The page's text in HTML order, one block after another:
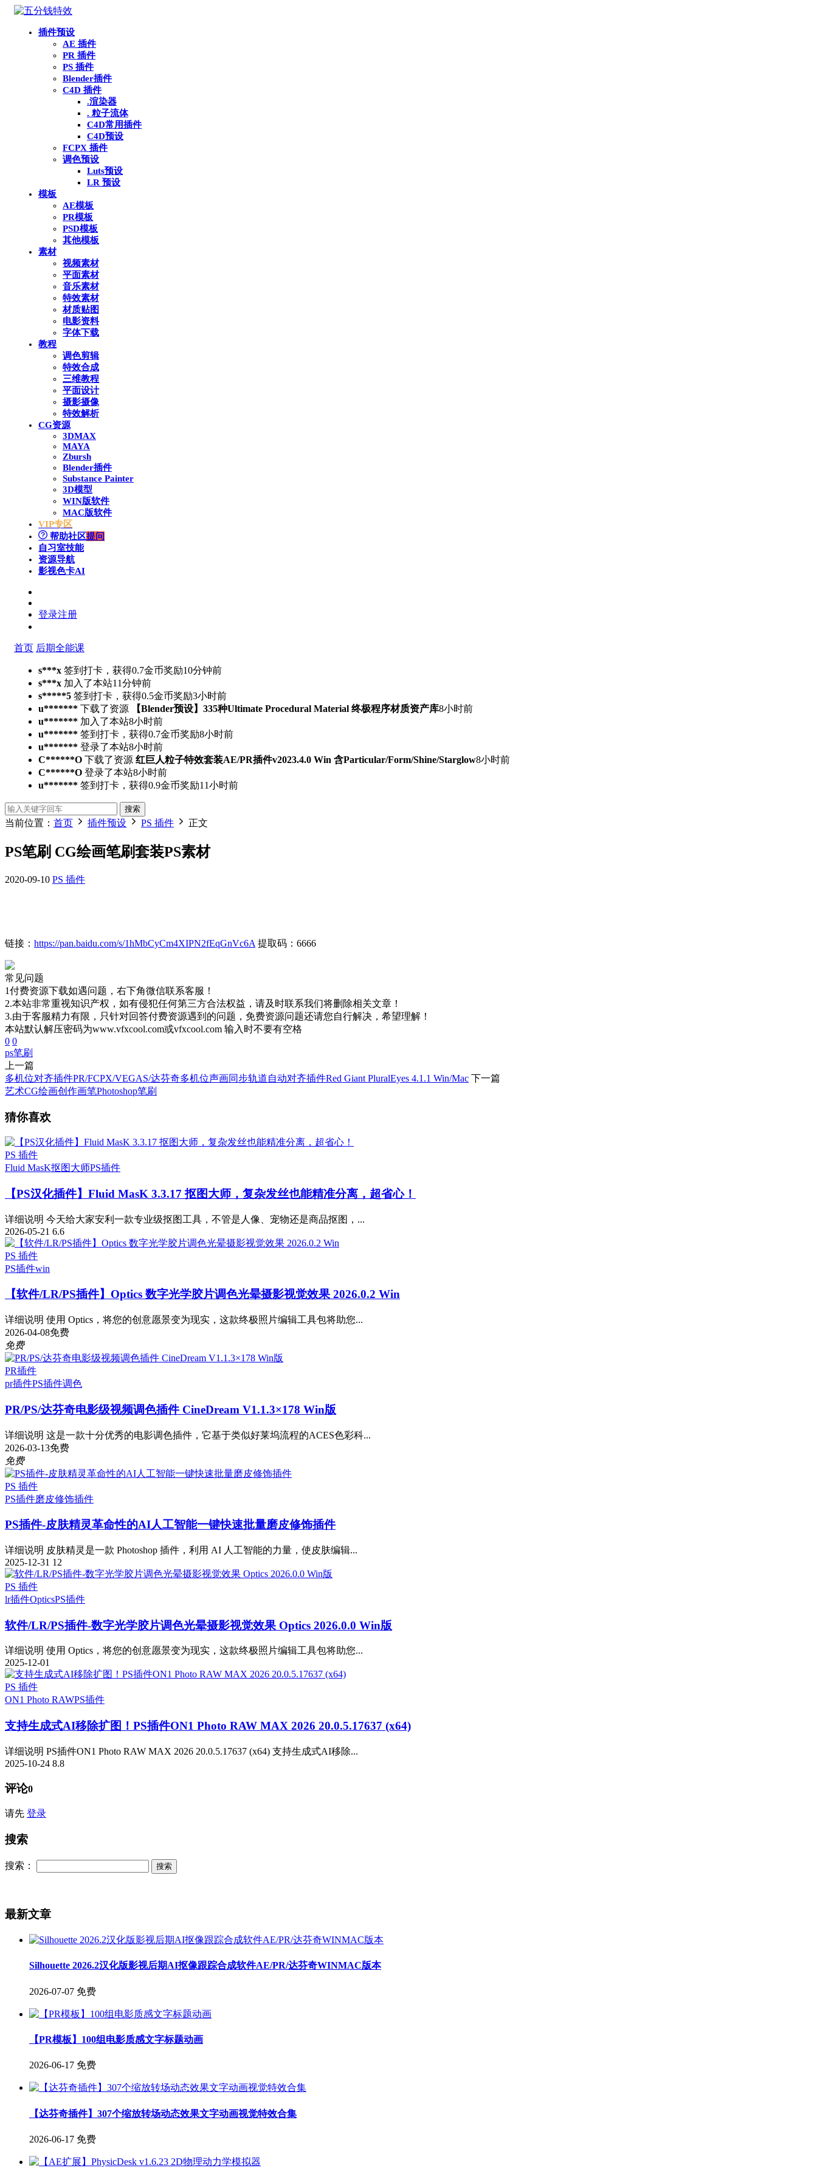
插件预设
AE 插件
PR 插件
PS 插件
Blender插件
C4D 插件
.渲染器
. 粒子流体
C4D常用插件
C4D预设
FCPX 插件
调色预设
Luts预设
LR 预设
模板
AE模板
PR模板
PSD模板
其他模板
素材
视频素材
平面素材
音乐素材
特效素材
材质贴图
电影资料
字体下载
教程
调色剪辑
特效合成
三维教程
平面设计
摄影摄像
特效解析
CG资源
3DMAX
MAYA
Zbursh
Blender插件
Substance Painter
3D模型
WIN版软件
MAC版软件
VIP专区
帮助社区提问
自习室技能
资源导航
影视色卡AI
登录注册
首页 后期全能课
s***x 签到打卡，获得0.7金币奖励10分钟前
s***x 加入了本站11分钟前
s*****5 签到打卡，获得0.5金币奖励3小时前
u******* 下载了资源 【Blender预设】335种Ultimate Procedural Material 终极程序材质资产库8小时前
u******* 加入了本站8小时前
u******* 签到打卡，获得0.7金币奖励8小时前
u******* 登录了本站8小时前
C******O 下载了资源 红巨人粒子特效套装AE/PR插件v2023.4.0 Win 含Particular/Form/Shine/Starglow8小时前
C******O 登录了本站8小时前
u******* 签到打卡，获得0.9金币奖励11小时前
搜索
当前位置： 首页 插件预设 PS 插件 正文
PS笔刷 CG绘画笔刷套装PS素材
2020-09-10 PS 插件
链接： https://pan.baidu.com/s/1hMbCyCm4XIPN2fEqGnVc6A 提取码：6666
常见问题
1付费资源下载如遇问题，右下角微信联系客服！
2.本站非常重视知识产权，如有侵犯任何第三方合法权益，请及时联系我们将删除相关文章！
3.由于客服精力有限，只针对回答付费资源遇到的问题，免费资源问题还请您自行解决，希望理解！
本站默认解压密码为www.vfxcool.com或vfxcool.com 输入时不要有空格
0 0
ps笔刷
上一篇
多机位对齐插件PR/FCPX/VEGAS/达芬奇多机位声画同步轨道自动对齐插件Red Giant PluralEyes 4.1.1 Win/Mac 下一篇
艺术CG绘画创作画笔Photoshop笔刷
猜你喜欢
PS 插件
Fluid MasK抠图大师PS插件
【PS汉化插件】Fluid MasK 3.3.17 抠图大师，复杂发丝也能精准分离，超省心！
详细说明 今天给大家安利一款专业级抠图工具，不管是人像、宠物还是商品抠图，...
2026-05-21 6.6
PS 插件
PS插件win
【软件/LR/PS插件】Optics 数字光学胶片调色光晕摄影视觉效果 2026.0.2 Win
详细说明 使用 Optics，将您的创意愿景变为现实，这款终极照片编辑工具包将助您...
2026-04-08免费
免费
PR插件
pr插件PS插件调色
PR/PS/达芬奇电影级视频调色插件 CineDream V1.1.3×178 Win版
详细说明 这是一款十分优秀的电影调色插件，它基于类似好莱坞流程的ACES色彩科...
2026-03-13免费
免费
PS 插件
PS插件磨皮修饰插件
PS插件-皮肤精灵革命性的AI人工智能一键快速批量磨皮修饰插件
详细说明 皮肤精灵是一款 Photoshop 插件，利用 AI 人工智能的力量，使皮肤编辑...
2025-12-31 12
PS 插件
lr插件OpticsPS插件
软件/LR/PS插件-数字光学胶片调色光晕摄影视觉效果 Optics 2026.0.0 Win版
详细说明 使用 Optics，将您的创意愿景变为现实，这款终极照片编辑工具包将助您...
2025-12-01
PS 插件
ON1 Photo RAWPS插件
支持生成式AI移除扩图！PS插件ON1 Photo RAW MAX 2026 20.0.5.17637 (x64)
详细说明 PS插件ON1 Photo RAW MAX 2026 20.0.5.17637 (x64) 支持生成式AI移除...
2025-10-24 8.8
评论0
请先 登录
搜索
搜索：
最新文章
Silhouette 2026.2汉化版影视后期AI抠像跟踪合成软件AE/PR/达芬奇WINMAC版本
2026-07-07 免费
【PR模板】100组电影质感文字标题动画
2026-06-17 免费
【达芬奇插件】307个缩放转场动态效果文字动画视觉特效合集
2026-06-17 免费